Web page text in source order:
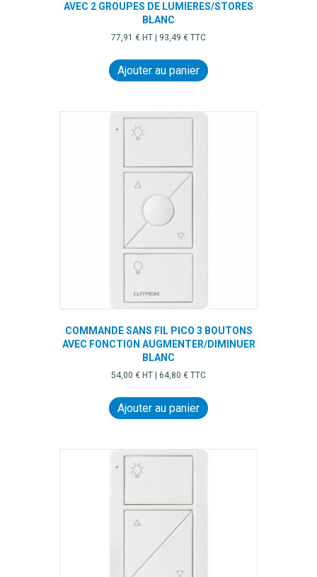
AVEC 2 GROUPES DE LUMIERES/STORES
BLANC
77,91 € HT | 93,49 € TTC
Ajouter au panier
COMMANDE SANS FIL PICO 3 BOUTONS
AVEC FONCTION AUGMENTER/DIMINUER
BLANC
54,00 € HT | 64,80 € TTC
Ajouter au panier